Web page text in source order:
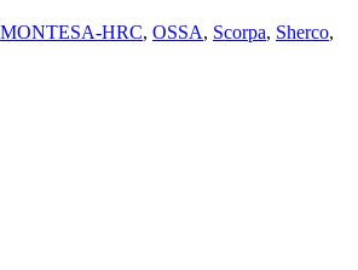
MONTESA-HRC, OSSA, Scorpa, Sherco,